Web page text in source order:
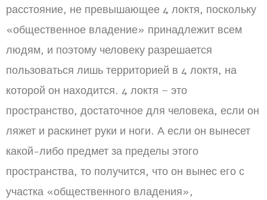
расстояние, не превышающее 4 локтя, поскольку
«общественное владение» принадлежит всем
людям, и поэтому человеку разрешается
пользоваться лишь территорией в 4 локтя, на
которой он находится. 4 локтя – это
пространство, достаточное для человека, если он
ляжет и раскинет руки и ноги. А если он вынесет
какой-либо предмет за пределы этого
пространства, то получится, что он вынес его с
участка «общественного владения»,